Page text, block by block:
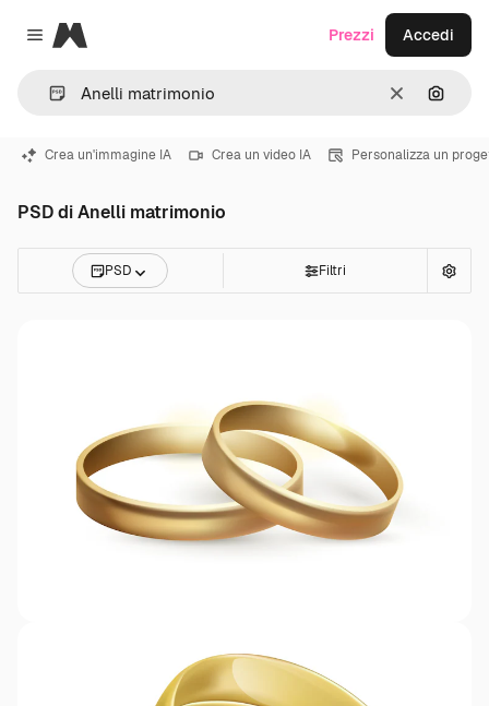
Close menu
Magnific
CancellaCerca
Prezzi Accedi
Crea un'immagine IA Crea un video IA Personalizza un
PSD di Anelli matrimonio
PSD Filtri